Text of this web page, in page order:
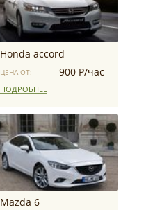
Honda accord
ЦЕНА ОТ: 900 Р/час
ПОДРОБНЕЕ
Mazda 6